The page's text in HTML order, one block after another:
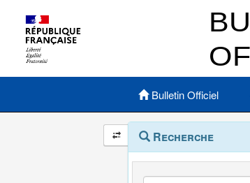
Menu principal
Bulletin Officiel
Navigation
et
outils
annexes
Menu
contextuel
Recherche